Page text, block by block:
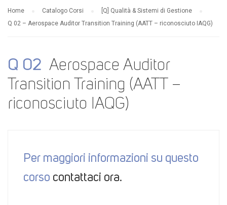
Home Catalogo Corsi
[Q] Qualità & Sistemi di Gestione
Q 02 – Aerospace Auditor Transition Training (AATT – riconosciuto IAQG)
Q 02 Aerospace Auditor
Transition Training (AATT –
riconosciuto IAQG)
Per maggiori informazioni su questo
corso contattaci ora.